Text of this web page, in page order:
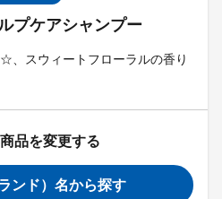
プケアシャンプー
、スウィートフローラルの香り
品を変更する
ンド）名から探す